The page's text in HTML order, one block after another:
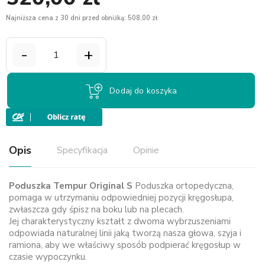
Najniższa cena z 30 dni przed obniżką: 508,00 zł
- +
Dodaj do koszyka
Opis Specyfikacja Opinie
Poduszka Tempur Original S Poduszka ortopedyczna,
pomaga w utrzymaniu odpowiedniej pozycji kręgosłupa,
zwłaszcza gdy śpisz na boku lub na plecach.
Jej charakterystyczny kształt z dwoma wybrzuszeniami
odpowiada naturalnej linii jaką tworzą nasza głowa, szyja i
ramiona, aby we właściwy sposób podpierać kręgosłup w
czasie wypoczynku.